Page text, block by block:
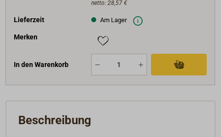
netto: 28,57 €
Lieferzeit Am Lager
Merken
In den Warenkorb
Beschreibung